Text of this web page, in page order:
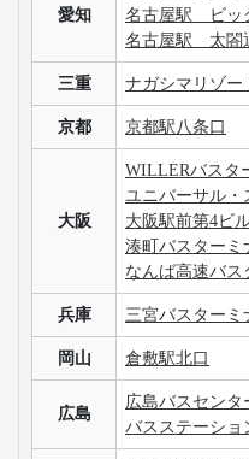
愛知
名古屋駅 ビッ
名古屋駅 太閤
三重 ナガシマリゾー
京都 京都駅八条口
大阪
WILLERバスタ
ユニバーサル・
大阪駅前第4ビ
湊町バスターミ
なんば高速バス
兵庫 三宮バスターミ
岡山 倉敷駅北口
広島
広島バスセンタ
バスステーショ